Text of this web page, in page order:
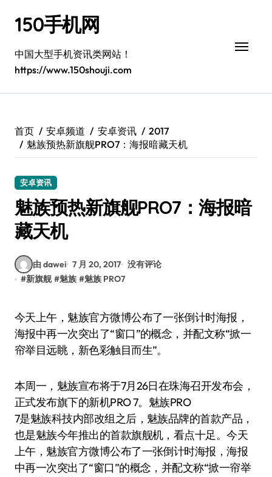
150手机网
中国大型手机资讯类网站！
https://www.150shouji.com
首页 安卓频道 安卓资讯
2017
魅族预热新旗舰PRO7：海报暗藏天机
安卓资讯
魅族预热新旗舰PRO7：海报暗
藏天机
由 dawei 7 月 20, 2017 没有评论
#新旗舰 #魅族 #魅族 PRO7
今天上午，魅族官方微博公布了一张倒计时海报，
海报中再一次突出了“窗口”的概念，并配文称“掀一
帘举目远眺，新色彩触目而生”。
本周一，魅族宣布将于7月26日在珠海召开发布会，
正式发布旗下的新机PRO 7。魅族PRO
7是魅族科技内部改组之后，魅族品牌的首款产品，
也是魅族今年推出的首款旗舰机，看点十足。今天
上午，魅族官方微博公布了一张倒计时海报，海报
中再一次突出了“窗口”的概念，并配文称“掀一帘举